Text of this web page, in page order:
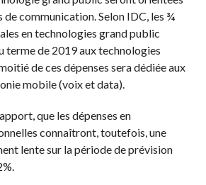
de communication. Selon IDC, les ¾
en technologies grand public
terme de 2019 aux technologies
de ces dépenses sera dédiée aux
mobile (voix et data).
que les dépenses en
connaîtront, toutefois, une
lente sur la période de prévision